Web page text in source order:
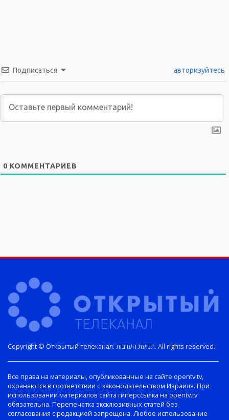
Подписаться авторизуйтесь
0 КОММЕНТАРИЕВ
Copyright © Открытый телеканал. תנועת הערבות. All rights reserved.
Все права на материалы, опубликованные на сайте opentv.tv,
охраняются в соответствии с законодательством Израиля. При
использовании материалов сайта гиперссылка на opentv.tv
обязательна. Перепечатка эксклюзивных статей без
согласования с редакцией запрещена. Любое использование